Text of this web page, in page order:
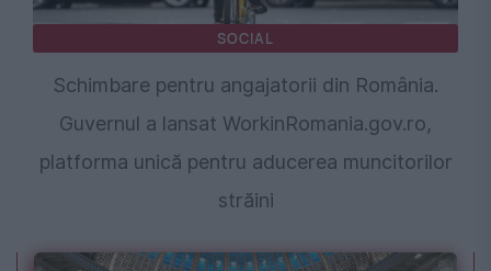
SOCIAL
Schimbare pentru angajatorii din România.
Guvernul a lansat WorkinRomania.gov.ro,
platforma unică pentru aducerea muncitorilor
străini